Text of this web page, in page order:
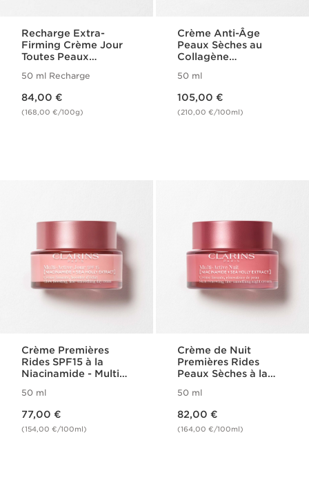
Recharge Extra-
Firming Crème Jour
Toutes Peaux
Technology
50 ml Recharge
84,00 €
(168,00 €/100g)
Crème Anti-Âge
Peaux Sèches au
Collagène
Technology - Extra-
Firming
50 ml
105,00 €
(210,00 €/100ml)
Crème Premières
Rides SPF15 à la
Niacinamide - Multi-
50 ml
77,00 €
(154,00 €/100ml)
Crème de Nuit
Premières Rides
Peaux Sèches à la
Active
50 ml
82,00 €
(164,00 €/100ml)